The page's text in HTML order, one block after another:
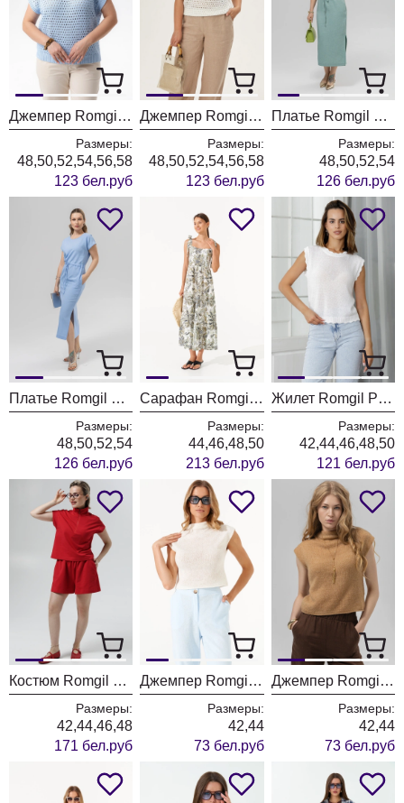
Джемпер Romgil РВ0260-ХЛ2 бледно-голубой
Размеры:
48,50,52,54,56,58
123 бел.руб
Джемпер Romgil РВ0260-ХЛ2 белый
Размеры:
48,50,52,54,56,58
123 бел.руб
Платье Romgil РТ0179-ПЭ4 светлая полынь
Размеры:
48,50,52,54
126 бел.руб
Платье Romgil РТ0179-ПЭ4 голубой
Размеры:
48,50,52,54
126 бел.руб
Сарафан Romgil РТ0143-ВИ4 молочный + светлый хаки + черный
Размеры:
44,46,48,50
213 бел.руб
Жилет Romgil РВ0563-ХЛ4 белый
Размеры:
42,44,46,48,50
121 бел.руб
Костюм Romgil РП0141-ХЛ4 красный
Размеры:
42,44,46,48
171 бел.руб
Джемпер Romgil РВ0400-АК4 белый
Размеры:
42,44
73 бел.руб
Джемпер Romgil РВ0400-АК4 кэмел
Размеры:
42,44
73 бел.руб